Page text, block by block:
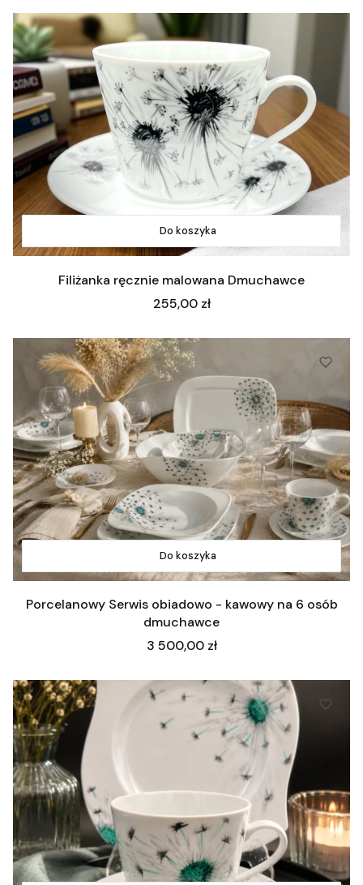
Do koszyka
Filiżanka ręcznie malowana Dmuchawce
Cena
255,00 zł
Do koszyka
Porcelanowy Serwis obiadowo - kawowy na 6 osób
dmuchawce
Cena
3 500,00 zł